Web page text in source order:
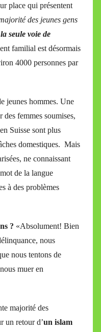
place qui présentent
des jeunes gens
seule voie de
familial est désormais
4000 personnes par
jeunes hommes. Une
femmes soumises,
Suisse sont plus
domestiques. Mais
ne connaissant
de la langue
à des problèmes
? «Absolument! Bien
nous
nous tentons de
muer en
majorité des
un retour d’un islam